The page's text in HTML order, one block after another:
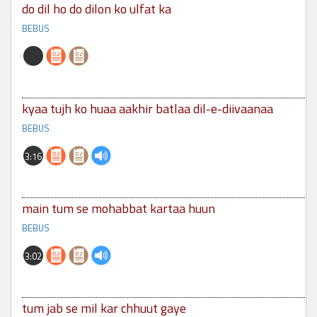
do dil ho do dilon ko ulfat ka
BEBUS
kyaa tujh ko huaa aakhir batlaa dil-e-diivaanaa
BEBUS
3:16
main tum se mohabbat kartaa huun
BEBUS
3:02
tum jab se mil kar chhuut gaye